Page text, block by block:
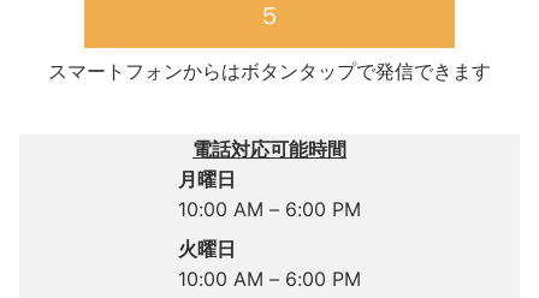
５
スマートフォンからはボタンタップで発信できます
電話対応可能時間
月曜日
10:00 AM – 6:00 PM
火曜日
10:00 AM – 6:00 PM